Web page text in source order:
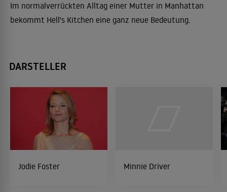
Im normalverrückten Alltag einer Mutter in Manhattan
bekommt Hell's Kitchen eine ganz neue Bedeutung.
DARSTELLER
Jodie Foster Minnie Driver